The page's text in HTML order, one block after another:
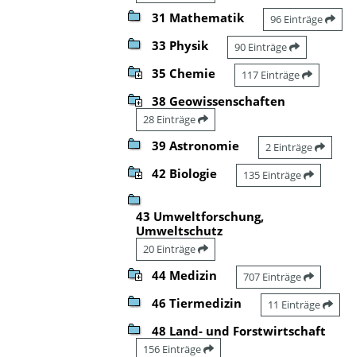
31 Mathematik 96 Einträge
33 Physik 90 Einträge
35 Chemie 117 Einträge
38 Geowissenschaften
28 Einträge
39 Astronomie 2 Einträge
42 Biologie 135 Einträge
43 Umweltforschung,
Umweltschutz
20 Einträge
44 Medizin 707 Einträge
46 Tiermedizin 11 Einträge
48 Land- und Forstwirtschaft
156 Einträge